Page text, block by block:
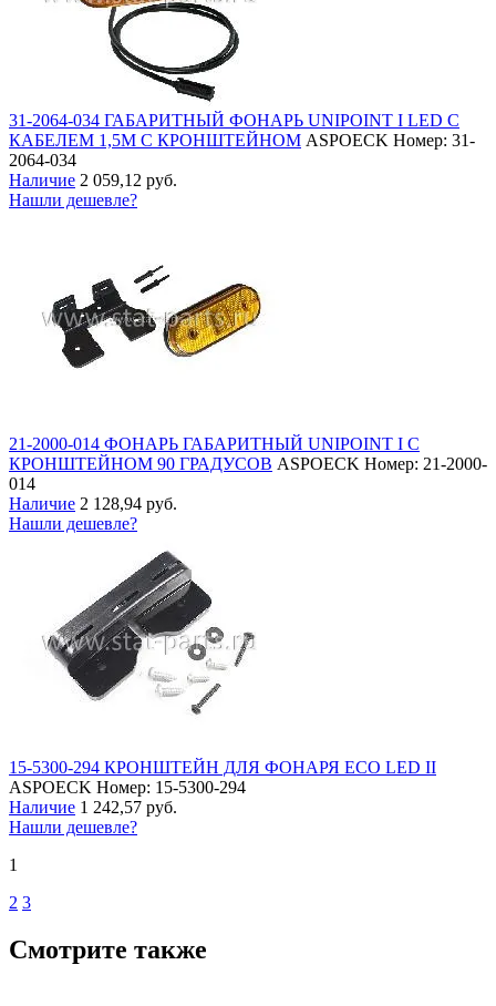
31-2064-034 ГАБАРИТНЫЙ ФОНАРЬ UNIPOINT I LED С
КАБЕЛЕМ 1,5М С КРОНШТЕЙНОМ ASPOECK Номер: 31-
2064-034
Наличие 2 059,12 руб.
Нашли дешевле?
21-2000-014 ФОНАРЬ ГАБАРИТНЫЙ UNIPOINT I С
КРОНШТЕЙНОМ 90 ГРАДУСОВ ASPOECK Номер: 21-2000-
014
Наличие 2 128,94 руб.
Нашли дешевле?
15-5300-294 КРОНШТЕЙН ДЛЯ ФОНАРЯ ECO LED II
ASPOECK Номер: 15-5300-294
Наличие 1 242,57 руб.
Нашли дешевле?
1
2 3
Смотрите также